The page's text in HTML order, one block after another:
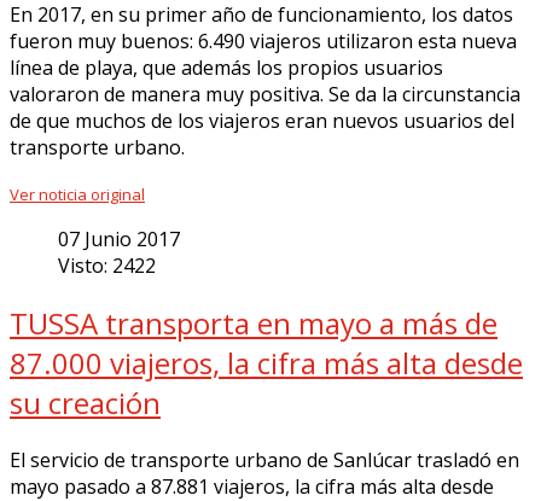
En 2017, en su primer año de funcionamiento, los datos
fueron muy buenos: 6.490 viajeros utilizaron esta nueva
línea de playa, que además los propios usuarios
valoraron de manera muy positiva. Se da la circunstancia
de que muchos de los viajeros eran nuevos usuarios del
transporte urbano.
Ver noticia original
07 Junio 2017
Visto: 2422
TUSSA transporta en mayo a más de
87.000 viajeros, la cifra más alta desde
su creación
El servicio de transporte urbano de Sanlúcar trasladó en
mayo pasado a 87.881 viajeros, la cifra más alta desde